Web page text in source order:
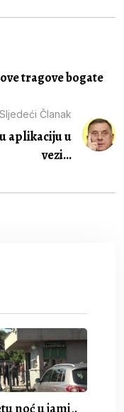
tragove bogate
Sljedeći Članak
aplikaciju u
vezi...
noć u jami,.